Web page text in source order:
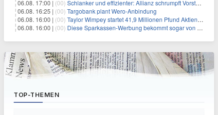
06.08. 17:00 | (00) Schlanker und effizienter: Allianz schrumpft Vorstand auf 8 Köpfe – das steckt dahinter
06.08. 16:25 | (00) Targobank plant Wero-Anbindung
06.08. 16:00 | (00) Taylor Wimpey startet 41,9 Millionen Pfund Aktienrückkauf – was Anleger wissen müssen
06.08. 16:00 | (00) Diese Sparkassen-Werbung bekommt sogar von der Konkurrenz Lob
TOP-THEMEN